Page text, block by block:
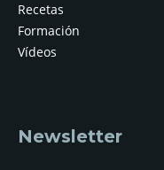
Recetas
Formación
Vídeos
Newsletter